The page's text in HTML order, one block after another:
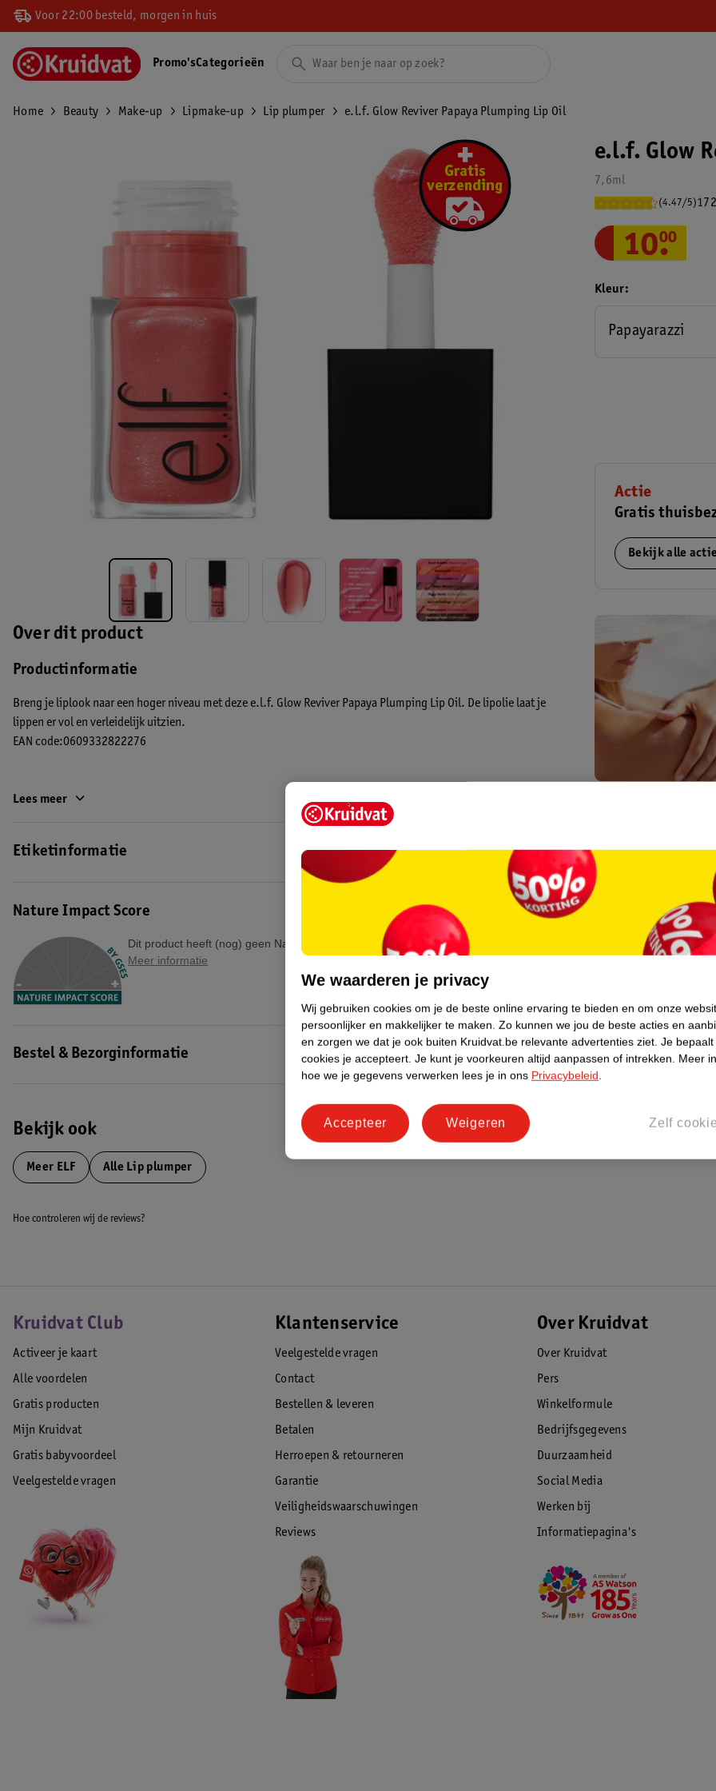
Voor 22:00 besteld, morgen in huis
Promo'sCategorieën
Home Beauty Make-up Lipmake-up Lip plumper e.l.f. Glow Reviver Papaya Plumping Lip Oil
Over dit product
Productinformatie
Breng je liplook naar een hoger niveau met deze e.l.f. Glow Reviver Papaya Plumping Lip Oil. De lipolie laat je
lippen er vol en verleidelijk uitzien.
EAN code:0609332822276
Lees meer
Etiketinformatie
Nature Impact Score
Dit product heeft (nog) geen Nature Impact Score.
Meer informatie
Bestel & Bezorginformatie
Bekijk ook
Meer ELF Alle Lip plumper
e.l.f. Glow
7,6ml
(4.47/5)
10.
00
Kleur
Papayarazzi
Actie
Gratis
Bekijk alle
Kruidvat
Gratis
Op
Gratis
Gratis
Gratis
Hoe controleren wij de reviews?
Kruidvat Club
Activeer je kaart
Alle voordelen
Gratis producten
Mijn Kruidvat
Gratis babyvoordeel
Veelgestelde vragen
Klantenservice
Veelgestelde vragen
Contact
Bestellen & leveren
Betalen
Herroepen & retourneren
Garantie
Veiligheidswaarschuwingen
Reviews
Over Kruidvat
Over Kruidvat
Pers
Winkelformule
Bedrijfsgegevens
Duurzaamheid
Social Media
Werken bij
Informatiepagina's
We waarderen je privacy
Wij gebruiken cookies om je de beste online ervaring te bieden en om onze
persoonlijker en makkelijker te maken. Zo kunnen we jou de beste acties en
en zorgen we dat je ook buiten Kruidvat.be relevante advertenties ziet. Je
cookies je accepteert. Je kunt je voorkeuren altijd aanpassen of intrekken. Meer
hoe we je gegevens verwerken lees je in ons Privacybeleid.
Zelf
Weigeren
Accepteer